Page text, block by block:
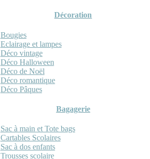
Décoration
Bougies
Eclairage et lampes
Déco vintage
Déco Halloween
Déco de Noël
Déco romantique
Déco Pâques
Bagagerie
Sac à main et Tote bags
Cartables Scolaires
Sac à dos enfants
Trousses scolaire